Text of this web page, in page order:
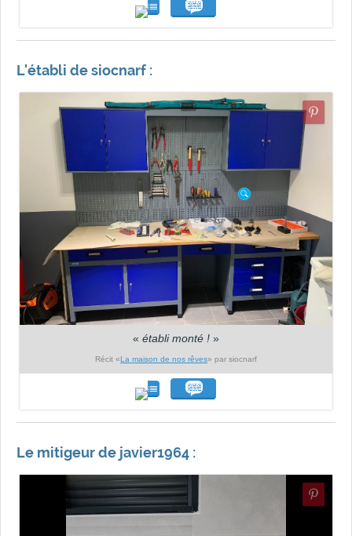
L'établi de siocnarf :
« établi monté ! »
Récit «La maison de nos rêves» par siocnarf
Le mitigeur de javier1964 :